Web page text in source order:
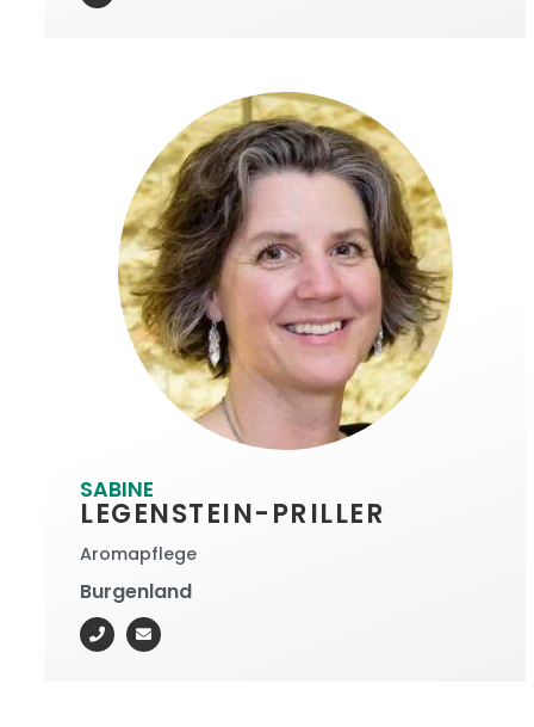
SABINE
LEGENSTEIN-PRILLER
Aromapflege
Burgenland